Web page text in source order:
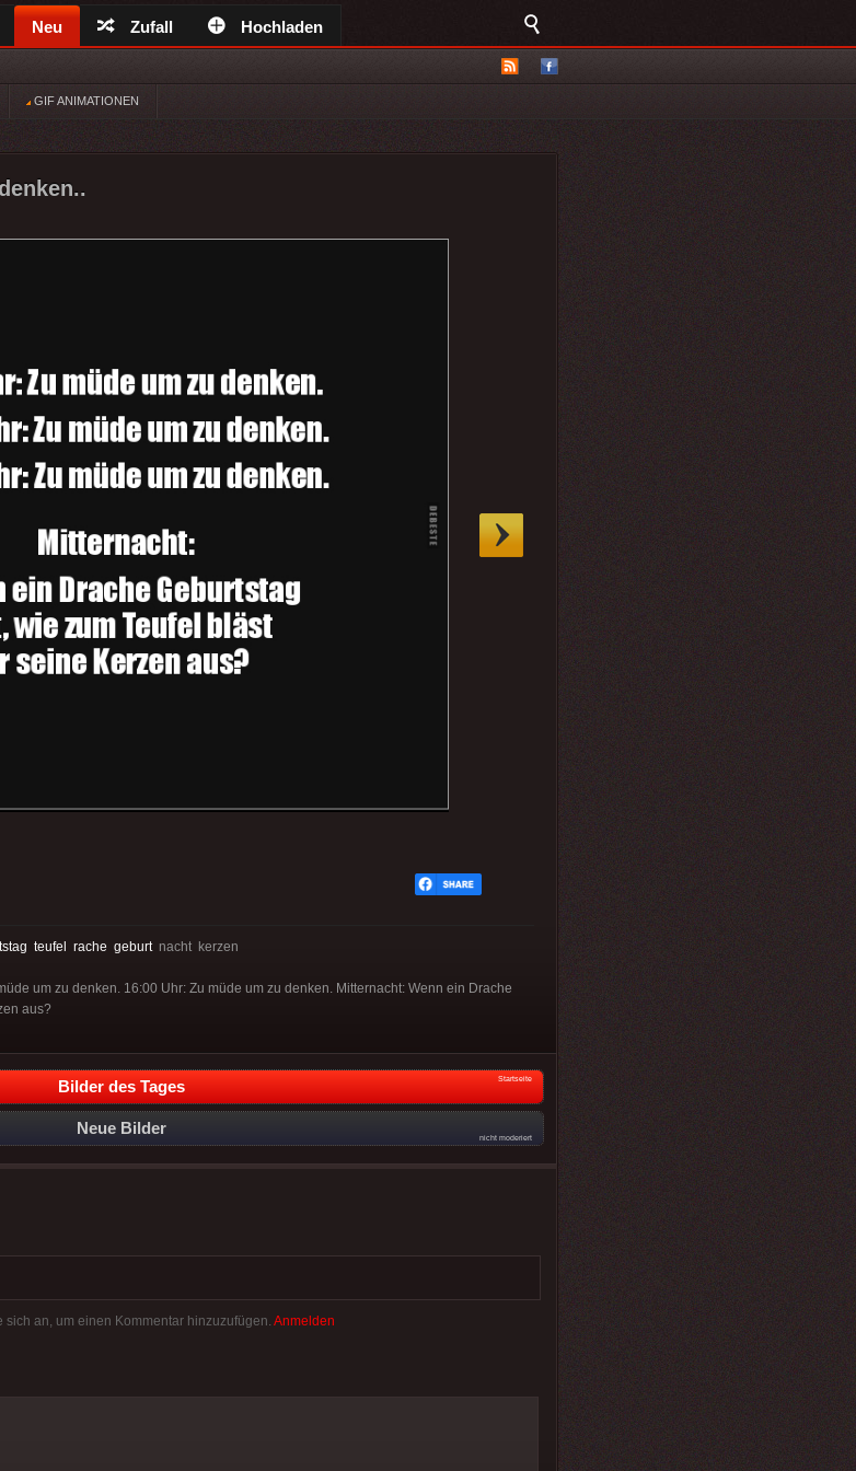
Neu Zufall Hochladen
GIF ANIMATIONEN
teufel rache geburtnacht kerzen
um zu denken. 16:00 Uhr: Zu müde um zu denken. Mitternacht: Wenn ein Drache
aus?
Bilder des Tages Startseite
Neue Bilder
nicht moderiert
sich an, um einen Kommentar hinzuzufügen. Anmelden